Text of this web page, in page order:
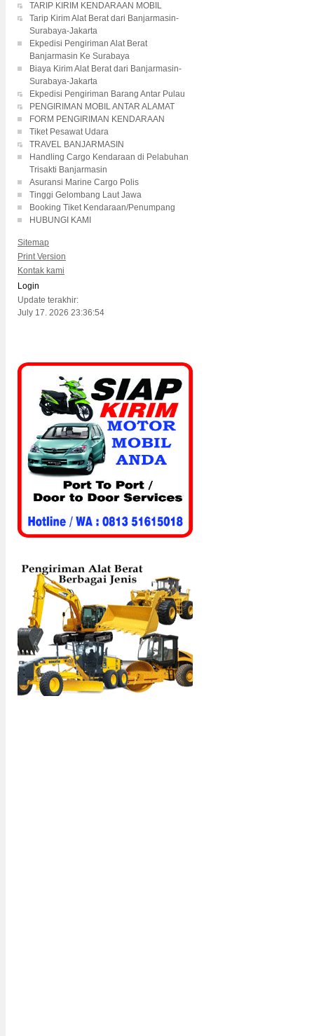
TARIP KIRIM KENDARAAN MOBIL
Tarip Kirim Alat Berat dari Banjarmasin-
Surabaya-Jakarta
Ekpedisi Pengiriman Alat Berat
Banjarmasin Ke Surabaya
Biaya Kirim Alat Berat dari Banjarmasin-
Surabaya-Jakarta
Ekpedisi Pengiriman Barang Antar Pulau
PENGIRIMAN MOBIL ANTAR ALAMAT
FORM PENGIRIMAN KENDARAAN
Tiket Pesawat Udara
TRAVEL BANJARMASIN
Handling Cargo Kendaraan di Pelabuhan
Trisakti Banjarmasin
Asuransi Marine Cargo Polis
Tinggi Gelombang Laut Jawa
Booking Tiket Kendaraan/Penumpang
HUBUNGI KAMI
Sitemap
Print Version
Kontak kami
Login
Update terakhir:
July 17. 2026 23:36:54